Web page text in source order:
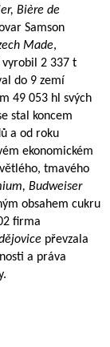
Bière de
Samson
Made,
vyrobil 2 337 t
do 9 zemí
49 053 hl svých
stal koncem
a od roku
ekonomickém
tmavého
Budweiser
obsahem cukru
firma
převzala
a práva